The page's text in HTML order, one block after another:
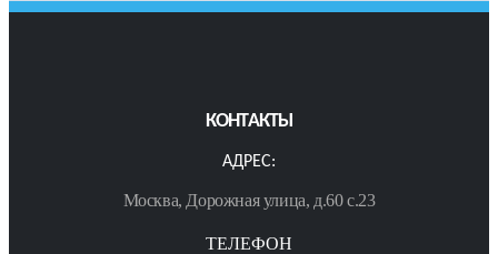
КОНТАКТЫ
АДРЕС:
Москва, Дорожная улица, д.60 с.23
ТЕЛЕФОН